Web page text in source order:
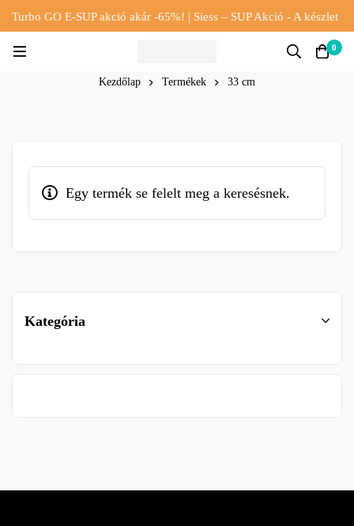
Turbo GO E-SUP akció akár -65%! | Siess – SUP Akció - A készlet
0
Kezdőlap Termékek 33 cm
Kategória
Egy termék se felelt meg a keresésnek.